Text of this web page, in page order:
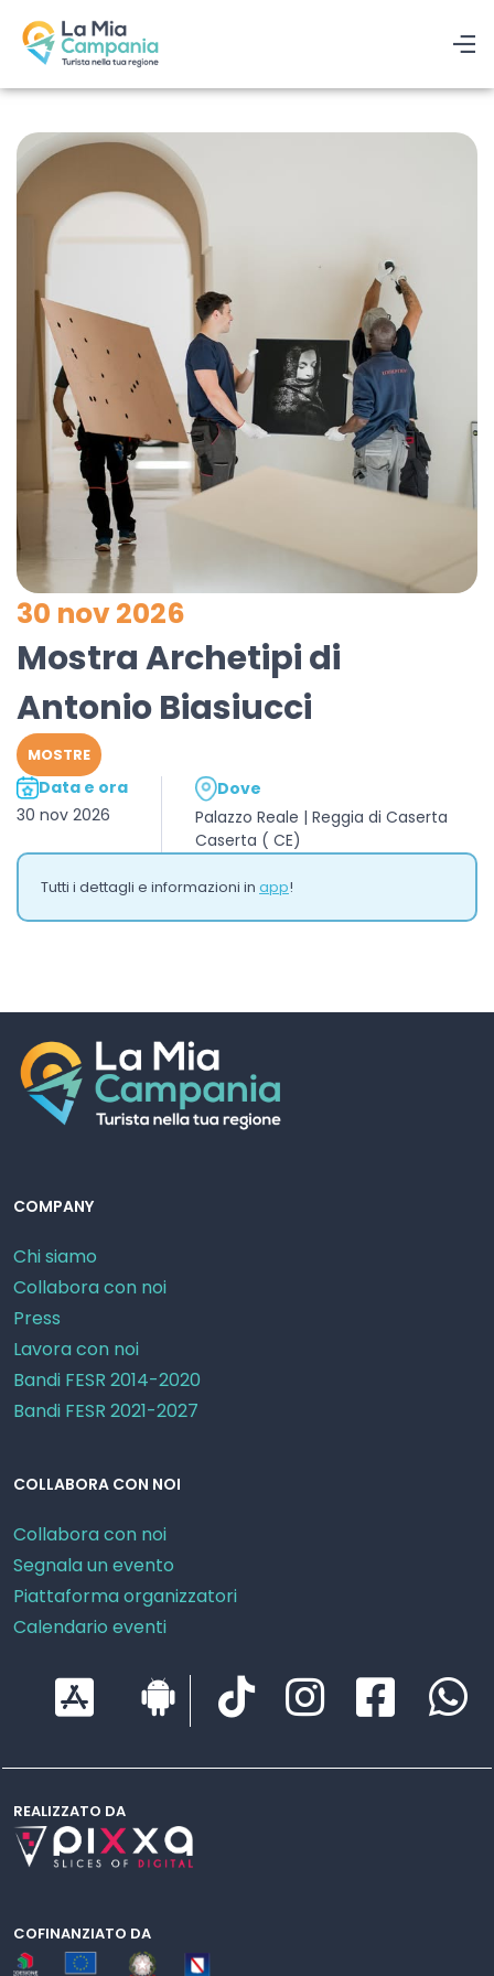
30 nov 2026
Mostra Archetipi di
Antonio Biasiucci
MOSTRE
Data e ora
30 nov 2026
Dove
Palazzo Reale | Reggia di Caserta
Caserta ( CE)
Tutti i dettagli e informazioni in app!
COMPANY
Chi siamo
Collabora con noi
Press
Lavora con noi
Bandi FESR 2014-2020
Bandi FESR 2021-2027
COLLABORA CON NOI
Collabora con noi
Segnala un evento
Piattaforma organizzatori
Calendario eventi
REALIZZATO DA
COFINANZIATO DA